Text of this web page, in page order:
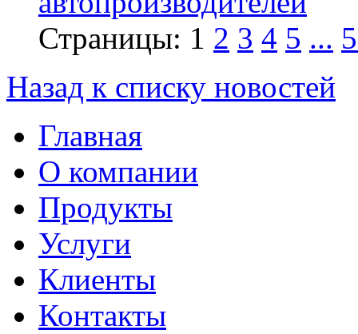
Страницы: 1 2 3 4 5 ...
Назад к списку новостей
Главная
О компании
Продукты
Услуги
Клиенты
Контакты